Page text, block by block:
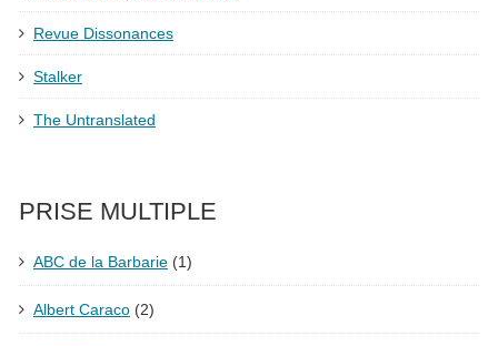
Revue Dissonances
Stalker
The Untranslated
PRISE MULTIPLE
ABC de la Barbarie (1)
Albert Caraco (2)